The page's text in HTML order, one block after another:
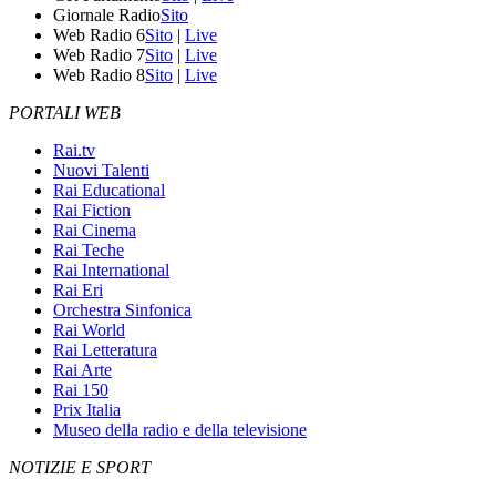
Giornale RadioSito
Web Radio 6Sito | Live
Web Radio 7Sito | Live
Web Radio 8Sito | Live
PORTALI WEB
Rai.tv
Nuovi Talenti
Rai Educational
Rai Fiction
Rai Cinema
Rai Teche
Rai International
Rai Eri
Orchestra Sinfonica
Rai World
Rai Letteratura
Rai Arte
Rai 150
Prix Italia
Museo della radio e della televisione
NOTIZIE E SPORT